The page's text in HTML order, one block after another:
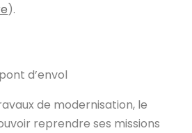
).
d’envol
de modernisation, le
reprendre ses missions